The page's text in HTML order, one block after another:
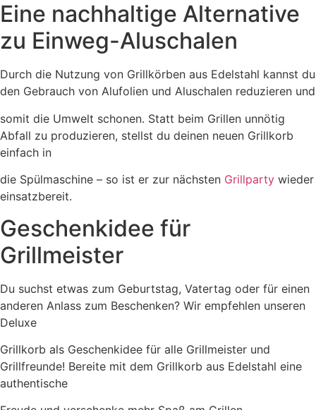
Eine nachhaltige Alternative
zu Einweg-Aluschalen
Durch die Nutzung von Grillkörben aus Edelstahl kannst du
den Gebrauch von Alufolien und Aluschalen reduzieren und
somit die Umwelt schonen. Statt beim Grillen unnötig
Abfall zu produzieren, stellst du deinen neuen Grillkorb
einfach in
die Spülmaschine – so ist er zur nächsten Grillparty wieder
einsatzbereit.
Geschenkidee für
Grillmeister
Du suchst etwas zum Geburtstag, Vatertag oder für einen
anderen Anlass zum Beschenken? Wir empfehlen unseren
Deluxe
Grillkorb als Geschenkidee für alle Grillmeister und
Grillfreunde! Bereite mit dem Grillkorb aus Edelstahl eine
authentische